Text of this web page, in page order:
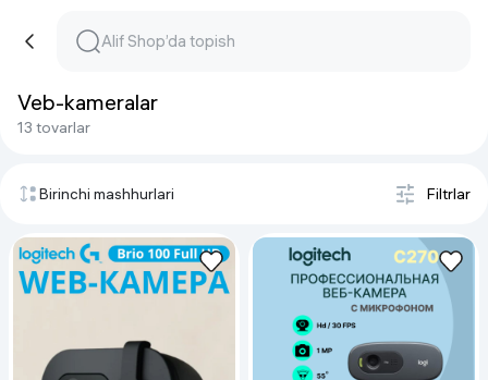
Veb-kameralar
13 tovarlar
Birinchi mashhurlari Filtrlar